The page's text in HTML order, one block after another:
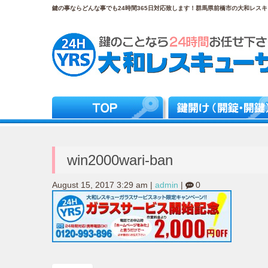
鍵の事ならどんな事でも24時間365日対応致します！群馬県前橋市の大和レス
win2000wari-ban
August 15, 2017 3:29 am admin 0